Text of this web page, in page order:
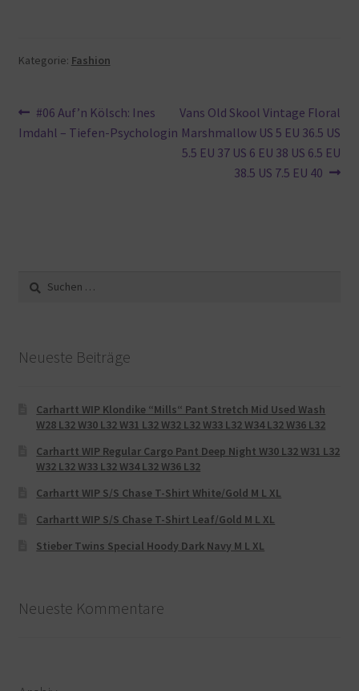
Kategorie: Fashion
Beitragsnavigation
Vorheriger
Beitrag:
#06 Auf’n Kölsch: Ines
Imdahl – Tiefen-Psychologin
Nächster
Beitrag:
Vans Old Skool Vintage Floral
Marshmallow US 5 EU 36.5 US
5.5 EU 37 US 6 EU 38 US 6.5 EU
38.5 US 7.5 EU 40
Suche
nach:
Neueste Beiträge
Carhartt WIP Klondike “Mills“ Pant Stretch Mid Used Wash
W28 L32 W30 L32 W31 L32 W32 L32 W33 L32 W34 L32 W36 L32
Carhartt WIP Regular Cargo Pant Deep Night W30 L32 W31 L32
W32 L32 W33 L32 W34 L32 W36 L32
Carhartt WIP S/S Chase T-Shirt White/Gold M L XL
Carhartt WIP S/S Chase T-Shirt Leaf/Gold M L XL
Stieber Twins Special Hoody Dark Navy M L XL
Neueste Kommentare